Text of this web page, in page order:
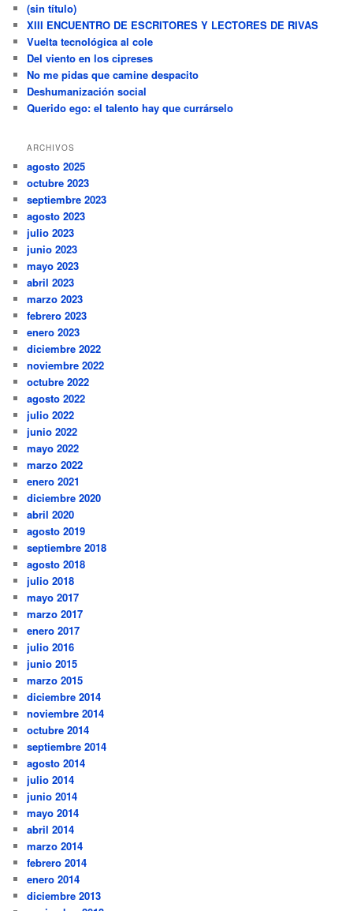
(sin título)
XIII ENCUENTRO DE ESCRITORES Y LECTORES DE RIVAS
Vuelta tecnológica al cole
Del viento en los cipreses
No me pidas que camine despacito
Deshumanización social
Querido ego: el talento hay que currárselo
ARCHIVOS
agosto 2025
octubre 2023
septiembre 2023
agosto 2023
julio 2023
junio 2023
mayo 2023
abril 2023
marzo 2023
febrero 2023
enero 2023
diciembre 2022
noviembre 2022
octubre 2022
agosto 2022
julio 2022
junio 2022
mayo 2022
marzo 2022
enero 2021
diciembre 2020
abril 2020
agosto 2019
septiembre 2018
agosto 2018
julio 2018
mayo 2017
marzo 2017
enero 2017
julio 2016
junio 2015
marzo 2015
diciembre 2014
noviembre 2014
octubre 2014
septiembre 2014
agosto 2014
julio 2014
junio 2014
mayo 2014
abril 2014
marzo 2014
febrero 2014
enero 2014
diciembre 2013